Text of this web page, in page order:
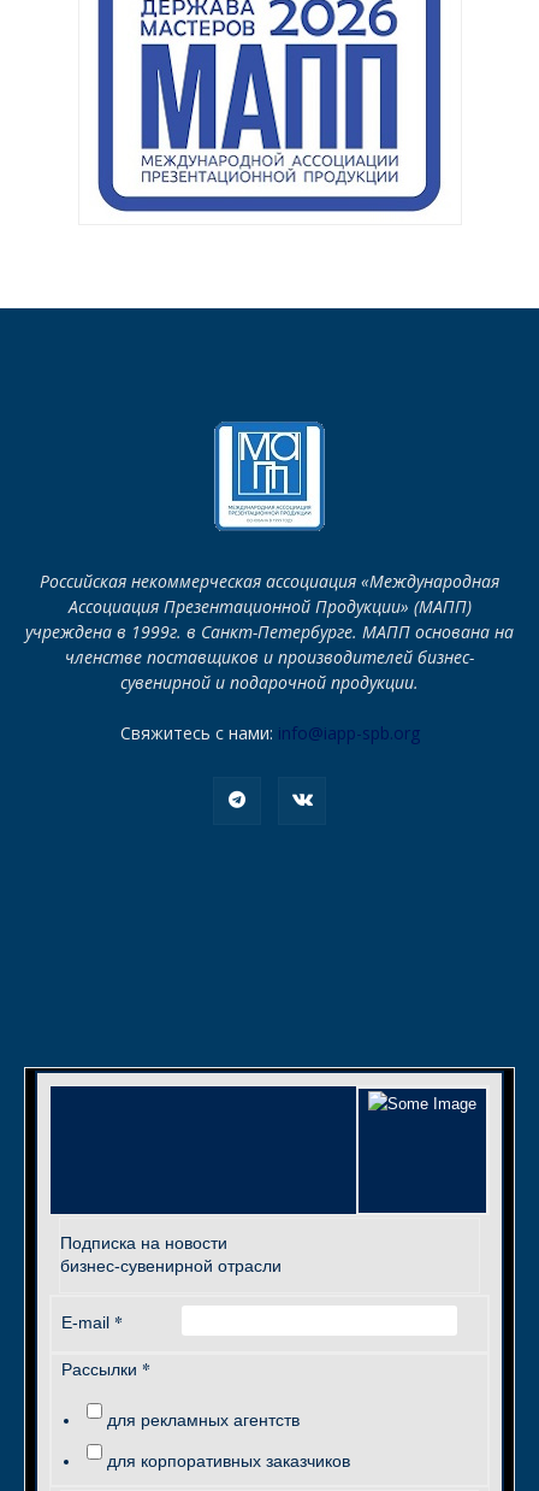
Российская некоммерческая ассоциация «Международная
Ассоциация Презентационной Продукции» (МАПП)
учреждена в 1999г. в Санкт-Петербурге. МАПП основана на
членстве поставщиков и производителей бизнес-
сувенирной и подарочной продукции.
Свяжитесь с нами: info@iapp-spb.org
Подписка на новости
бизнес-сувенирной отрасли
E-mail *
Рассылки *
для рекламных агентств
для корпоративных заказчиков